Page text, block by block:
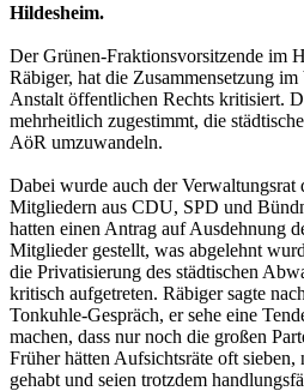
Hildesheim.
Der Grünen-Fraktionsvorsitzende im
Räbiger, hat die Zusammensetzung
Anstalt öffentlichen Rechts kritisiert.
mehrheitlich zugestimmt, die
AöR umzuwandeln.
Dabei wurde auch der
Mitgliedern aus CDU, SPD und
hatten einen Antrag auf Ausdehnung
Mitglieder gestellt, was abgelehnt
die Privatisierung des städtischen
kritisch aufgetreten. Räbiger sagte
Tonkuhle-Gespräch, er sehe eine
machen, dass nur noch die großen
Früher hätten Aufsichtsräte oft sieben,
gehabt und seien trotzdem